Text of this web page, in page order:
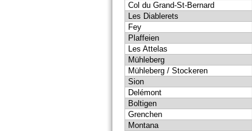
Col du Grand-St-Bernard
Les Diablerets
Fey
Plaffeien
Les Attelas
Mühleberg
Mühleberg / Stockeren
Sion
Delémont
Boltigen
Grenchen
Montana